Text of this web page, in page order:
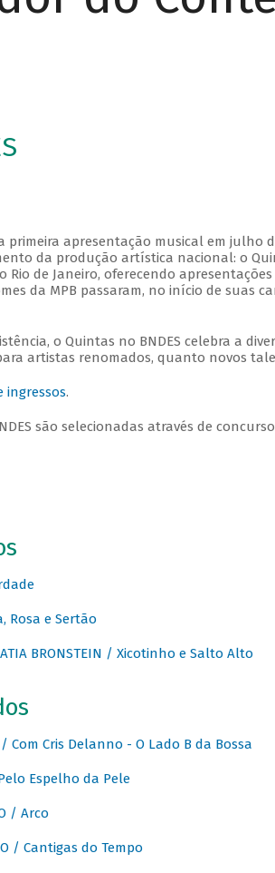
primeira apresentação musical em julho
da produção artística nacional: o
de Janeiro, oferecendo
da MPB passaram, no início de suas
o Quintas no BNDES celebra a
artistas renomados, quanto novos
ingressos.
são selecionadas através de
Rosa e Sertão
BRONSTEIN / Xicotinho e Salto Alto
/ Com Cris Delanno - O Lado B da Bossa
Espelho da Pele
/ Arco
/ Cantigas do Tempo